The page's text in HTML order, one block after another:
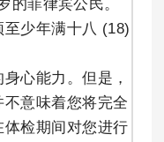
的菲律宾公民。
少年满十八 (18)
心能力。但是，
意味着您将完全
检期间对您进行